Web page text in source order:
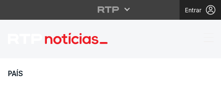
Entrar
"Não aceitamos
PAÍS